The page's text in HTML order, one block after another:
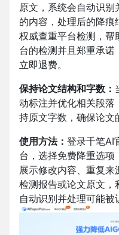
原文，系统会自动识
的内容，处理后的降
权威查重平台检测，帮
台的检测并且郑重承诺
立即退费。
保持论文结构和字数：
动标注并优化相关段落
持原文字数，确保论文
使用方法： 登录千笔AI
台，选择免费降重选项
展示修改内容、重复
检测报告或论文原文，
自动识别并处理可能被